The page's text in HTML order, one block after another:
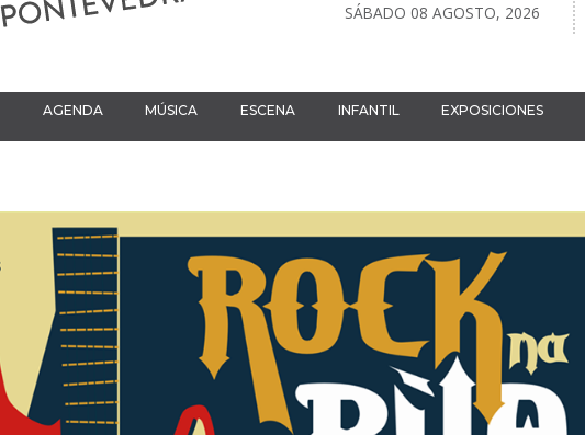
SÁBADO 08 AGOSTO, 2026
AGENDA MÚSICA ESCENA INFANTIL EXPOSICIONES